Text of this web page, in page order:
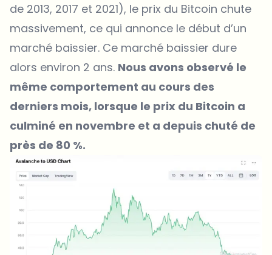
de 2013, 2017 et 2021), le prix du Bitcoin chute
massivement, ce qui annonce le début d’un
marché baissier. Ce marché baissier dure
alors environ 2 ans. Nous avons observé le
même comportement au cours des
derniers mois, lorsque le prix du Bitcoin a
culminé en novembre et a depuis chuté de
près de 80 %.